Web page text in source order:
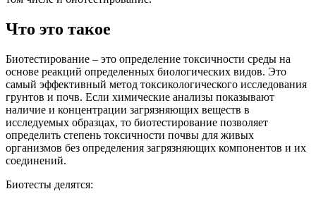
Что это такое
Биотестирование – это определение токсичности среды на
основе реакций определенных биологических видов. Это
самый эффективный метод токсикологического исследования
грунтов и почв. Если химические анализы показывают
наличие и концентрации загрязняющих веществ в
исследуемых образцах, то биотестирование позволяет
определить степень токсичности почвы для живых
организмов без определения загрязняющих компонентов и их
соединений.
Биотесты делятся: